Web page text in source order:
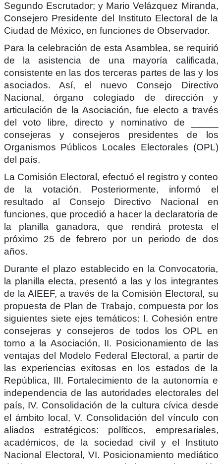
Segundo Escrutador; y Mario Velázquez Miranda,
Consejero Presidente del Instituto Electoral de la
Ciudad de México, en funciones de Observador.
Para la celebración de esta Asamblea, se requirió
de la asistencia de una mayoría calificada,
consistente en las dos terceras partes de las y los
asociados. Así, el nuevo Consejo Directivo
Nacional, órgano colegiado de dirección y
articulación de la Asociación, fue electo a través
del voto libre, directo y nominativo de _____
consejeras y consejeros presidentes de los
Organismos Públicos Locales Electorales (OPL)
del país.
La Comisión Electoral, efectuó el registro y conteo
de la votación. Posteriormente, informó el
resultado al Consejo Directivo Nacional en
funciones, que procedió a hacer la declaratoria de
la planilla ganadora, que rendirá protesta el
próximo 25 de febrero por un periodo de dos
años.
Durante el plazo establecido en la Convocatoria,
la planilla electa, presentó a las y los integrantes
de la AIEEF, a través de la Comisión Electoral, su
propuesta de Plan de Trabajo, compuesta por los
siguientes siete ejes temáticos: I. Cohesión entre
consejeras y consejeros de todos los OPL en
torno a la Asociación, II. Posicionamiento de las
ventajas del Modelo Federal Electoral, a partir de
las experiencias exitosas en los estados de la
República, III. Fortalecimiento de la autonomía e
independencia de las autoridades electorales del
país, IV. Consolidación de la cultura cívica desde
el ámbito local, V. Consolidación del vínculo con
aliados estratégicos: políticos, empresariales,
académicos, de la sociedad civil y el Instituto
Nacional Electoral, VI. Posicionamiento mediático